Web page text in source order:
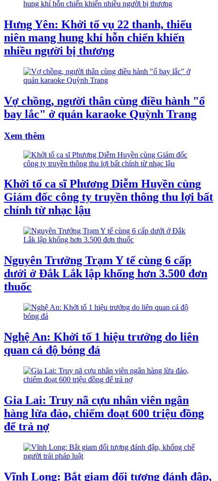
Hưng Yên: Khởi tố vụ 22 thanh, thiếu
niên mang hung khí hỗn chiến khiến
nhiều người bị thương
Vợ chồng, người thân cùng điều hành "ổ
bay lắc" ở quán karaoke Quỳnh Trang
Xem thêm
Khởi tố ca sĩ Phương Diễm Huyền cùng
Giám đốc công ty truyền thông thu lợi bất
chính từ nhạc lậu
Nguyên Trưởng Trạm Y tế cùng 6 cấp
dưới ở Đắk Lắk lập khống hơn 3.500 đơn
thuốc
Nghệ An: Khởi tố 1 hiệu trưởng do liên
quan cá độ bóng đá
Gia Lai: Truy nã cựu nhân viên ngân
hàng lừa đảo, chiếm đoạt 600 triệu đồng
để trả nợ
Vĩnh Long: Bắt giam đối tượng đánh đập,